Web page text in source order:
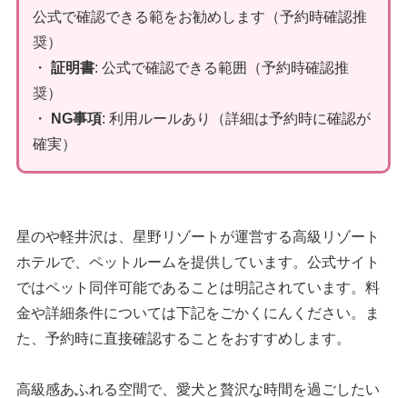
公式で確認できる範をお勧めします（予約時確認推
奨）
・ 証明書: 公式で確認できる範囲（予約時確認推
奨）
・
NG事項: 利用ルールあり（詳細は予約時に確認が
確実）
星のや軽井沢は、星野リゾートが運営する高級リゾート
ホテルで、ペットルームを提供しています。公式サイト
ではペット同伴可能であることは明記されています。料
金や詳細条件については下記をごかくにんください。ま
た、予約時に直接確認することをおすすめします。
高級感あふれる空間で、愛犬と贅沢な時間を過ごしたい